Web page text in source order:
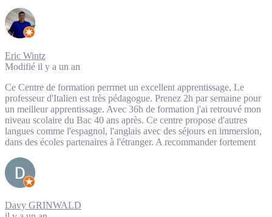
Eric Wintz
Modifié il y a un an
Ce Centre de formation perrmet un excellent apprentissage, Le
professeur d'Italien est très pédagogue. Prenez 2h par semaine pour
un meilleur apprentissage. Avec 36h de formation j'ai retrouvé mon
niveau scolaire du Bac 40 ans après. Ce centre propose d'autres
langues comme l'espagnol, l'anglais avec des séjours en immersion,
dans des écoles partenaires à l'étranger. A recommander fortement
Davy GRINWALD